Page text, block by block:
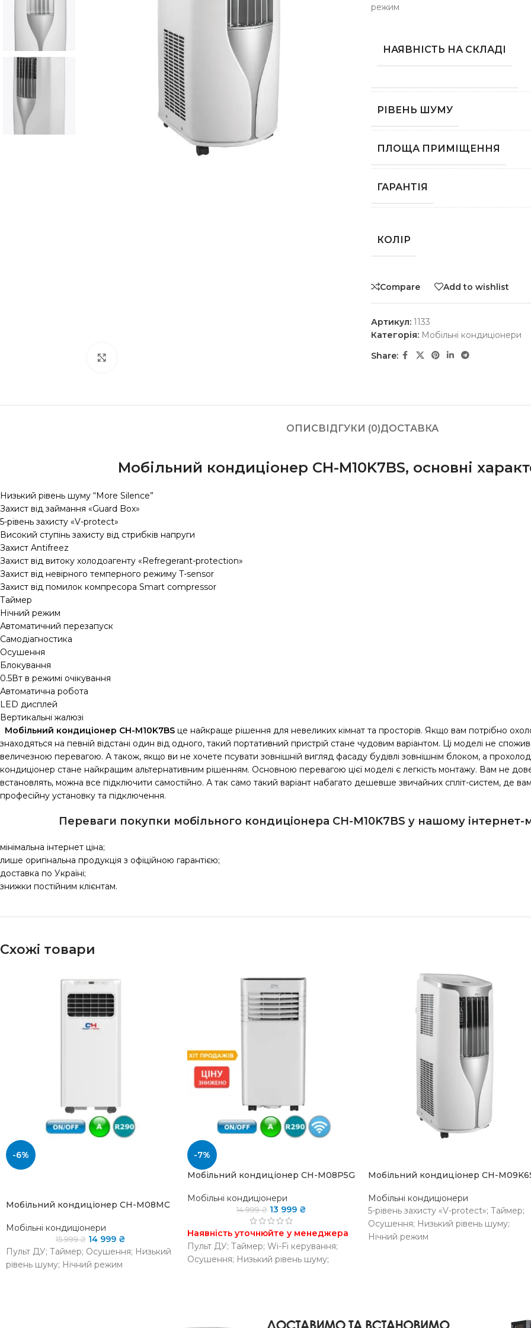
режим
НАЯВНІСТЬ НА СКЛАДІ
РІВЕНЬ ШУМУ
ПЛОЩА ПРИМІЩЕННЯ
ГАРАНТІЯ
КОЛІР
Compare Add to wishlist
Артикул: 1133
Категорія: Мобільні кондиціонери
Share:
ОПИС ВІДГУКИ (0)ДОСТАВКА
Мобільний кондиціонер CH-M10K7BS, основні
Низький рівень шуму “More Silence”
Захист від займання «Guard Box»
5-рівень захисту «V-protect»
Високий ступінь захисту від стрибків напруги
Захист Antifreez
Захист від витоку холодоагенту «Refregerant-protection»
Захист від невірного темперного режиму T-sensor
Захист від помилок компресора Smart compressor
Таймер
Нічний режим
Автоматичний перезапуск
Самодіагностика
Осушення
Блокування
0.5Вт в режимі очікування
Автоматична робота
LED дисплей
Вертикальні жалюзі
Мобільний кондиціонер CH-M10K7BS це найкраще рішення для невеликих кімнат та просторів. Якщо вам потрібно
знаходяться на певній відстані один від одного, такий портативний пристрій стане чудовим варіантом. Ці моделі не
величезною перевагою. А також, якщо ви не хочете псувати зовнішній вигляд фасаду будівлі зовнішнім блоком, а
кондиціонер стане найкращим альтернативним рішенням. Основною перевагою цієї моделі є легкість монтажу. Вам не
встановлять, можна все підключити самостійно. А так само такий варіант набагато дешевше звичайних спліт-систем, де вам
професійну установку та підключення.
Переваги покупки мобільного кондиціонера CH-M10K7BS у нашому інтернет-
мінімальна інтернет ціна;
лише оригінальна продукція з офіційною гарантією;
доставка по Україні;
знижки постійним клієнтам.
Схожі товари
-6%
Мобільний кондиціонер CH-M08MC
Мобільні кондиціонери
15 999₴ 14 999 ₴
Пульт ДУ; Таймер; Осушення; Низький
рівень шуму; Нічний режим
-7%
Мобільний кондиціонер CH-M08P5G
Мобільні кондиціонери
14 999₴ 13 999 ₴
Наявність уточнюйте у менеджера
Пульт ДУ; Таймер; Wi-Fi керування;
Осушення; Низький рівень шуму;
Мобільний кондиціонер CH-
Мобільні кондиціонери
5-рівень захисту «V-protect»; Таймер;
Осушення; Низький рівень шуму;
Нічний режим